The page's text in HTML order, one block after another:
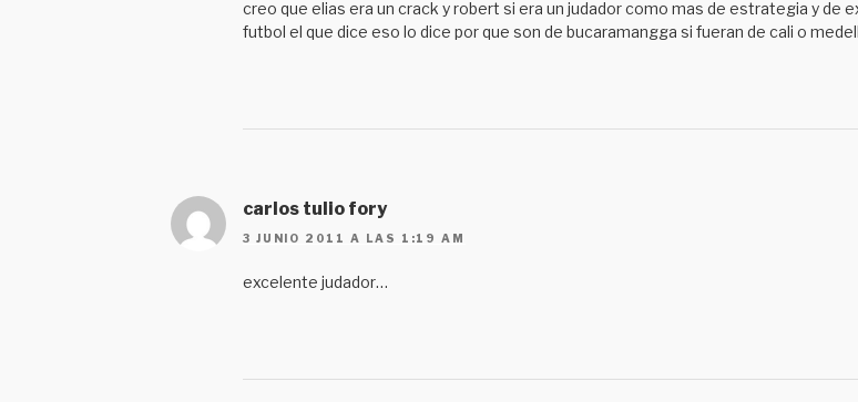
creo que elias era un crack y robert si era un judador como mas de estrategia y de
futbol el que dice eso lo dice por que son de bucaramangga si fueran de cali o
carlos tulio fory
3 JUNIO 2011 A LAS 1:19 AM
excelente judador…